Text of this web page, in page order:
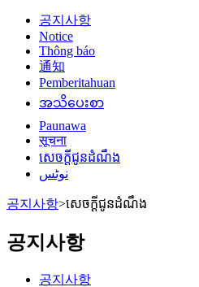
공지사항
Notice
Thông báo
通知
Pemberitahuan
အသိပေးစာ
Paunawa
सूचना
សេចក្តីជូនដំណឹង
نوٹس
공지사항>សេចក្តីជូនដំណឹង
공지사항
공지사항